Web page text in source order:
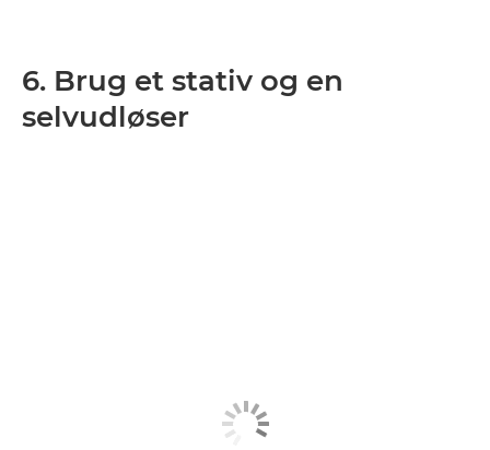
6. Brug et stativ og en
selvudløser